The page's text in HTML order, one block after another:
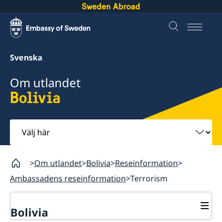
Sweden Abroad
Svenska
Om utlandet
Bolivia
Välj
här
Om utlandet Bolivia Reseinformation
Ambassadens reseinformation Terrorism
Bolivia